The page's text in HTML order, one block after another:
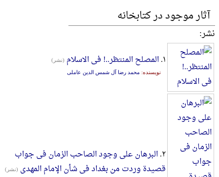
آثار موجود در کتابخانه
نشر:
۱. المصلح المنتظر..! فی الاسلام (نشر)
نویسنده: محمد رضا آل شمس الدین عاملی
۲. البرهان علی وجود الصاحب الزمان فی جواب
قصیدة وردت من بغداد فی شأن الإمام المهدی (نشر)